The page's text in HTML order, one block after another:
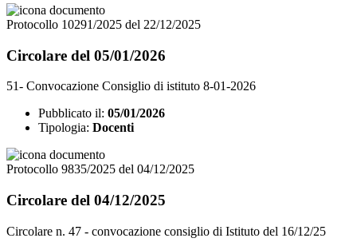
Protocollo 10291/2025 del 22/12/2025
Circolare del 05/01/2026
51- Convocazione Consiglio di istituto 8-01-2026
Pubblicato il: 05/01/2026
Tipologia: Docenti
Protocollo 9835/2025 del 04/12/2025
Circolare del 04/12/2025
Circolare n. 47 - convocazione consiglio di Istituto del 16/12/25